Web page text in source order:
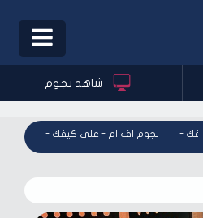
Toggle
شاهد نجوم
-
-نجوم اف ام - على كيفك نجوم